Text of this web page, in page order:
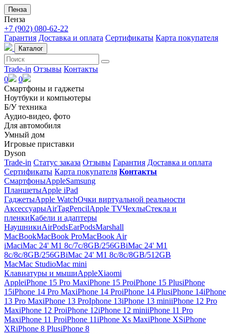
Пенза
Пенза
+7 (902) 080-62-22
Гарантия Доставка и оплата Сертификаты Карта покупателя
Каталог
Trade-in Отзывы Контакты
0
0
Смартфоны и гаджеты
Ноутбуки и компьютеры
Б/У техника
Аудио-видео, фото
Для автомобиля
Умный дом
Игровые приставки
Dyson
Trade-in Статус заказа Отзывы Гарантия Доставка и оплата
Сертификаты Карта покупателя Контакты
СмартфоныAppleSamsung
ПланшетыApple iPad
ГаджетыApple WatchОчки виртуальной реальности
АксессуарыAirTagPencilApple TVЧехлыСтекла и
пленкиКабели и адаптеры
НаушникиAirPodsEarPodsMarshall
MacBookMacBook ProMacBook Air
iMaciMac 24' M1 8c/7c/8GB/256GBiMac 24' M1
8c/8c/8GB/256GBiMac 24' M1 8c/8c/8GB/512GB
MacMac StudioMac mini
Клавиатуры и мышиAppleXiaomi
AppleiPhone 15 Pro MaxiPhone 15 ProiPhone 15 PlusiPhone
15iPhone 14 Pro MaxiPhone 14 ProiPhone 14 PlusiPhone 14iPhone
13 Pro MaxiPhone 13 ProIphone 13iPhone 13 miniiPhone 12 Pro
MaxiPhone 12 ProiPhone 12iPhone 12 miniiPhone 11 Pro
MaxiPhone 11 ProiPhone 11iPhone Xs MaxiPhone XSiPhone
XRiPhone 8 PlusiPhone 8